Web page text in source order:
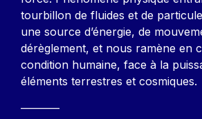
tourbillon de fluides et de
une source d’énergie, de
dérèglement, et nous ramène en
condition humaine, face à la
éléments terrestres et cosmiques.